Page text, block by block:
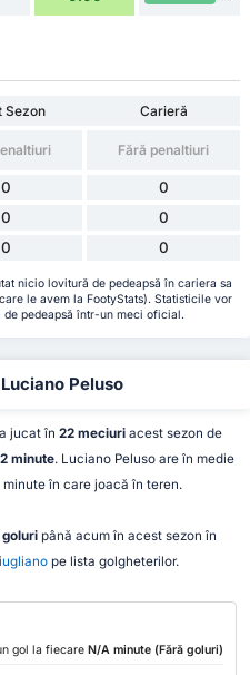
Sezon
Carieră
Fără penaltiuri
0 0
0 0
0 0
nicio lovitură de pedeapsă în cariera sa
le avem la FootyStats). Statisticile vor
pedeapsă într-un meci oficial.
Peluso
jucat în 22 meciuriacest sezon de
minute. Luciano Peluso are în medie
în care joacă în teren.
până acum în acest sezon în
pe lista golgheterilor.
gol la fiecare N/A minute (Fără goluri)